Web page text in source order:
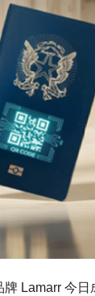
Lamarr 今日